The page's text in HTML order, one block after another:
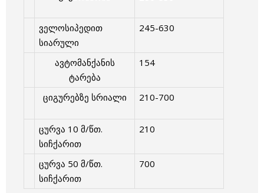
ველოსიპედით
სიარული
245-630
ავტომანქანის
ტარება
154
ციგურებზე სრიალი 210-700
ცურვა 10 მ/წთ.
სიჩქარით
210
ცურვა 50 მ/წთ.
სიჩქარით
700